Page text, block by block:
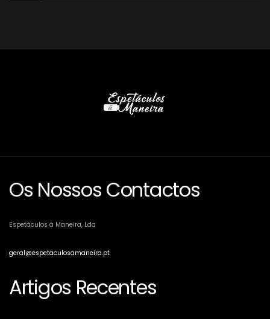
Os Nossos Contactos
Espetáculos à Maneira, Lda
geral@espetaculosamaneira.pt
Artigos Recentes